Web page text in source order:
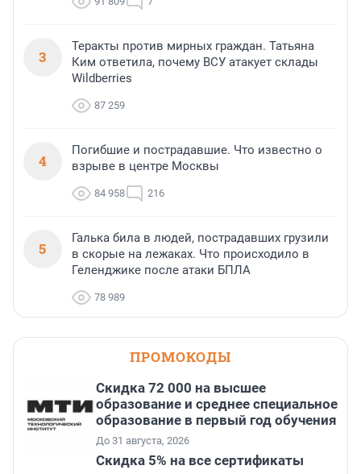
3
Теракты против мирных граждан. Татьяна
Ким ответила, почему ВСУ атакует склады
Wildberries
87 259
4
Погибшие и пострадавшие. Что известно о
взрыве в центре Москвы
84 958 216
5
Галька била в людей, пострадавших грузили
в скорые на лежаках. Что происходило в
Геленджике после атаки БПЛА
78 989
ПРОМОКОДЫ
Скидка 72 000 на высшее
образование и среднее специальное
образование в первый год обучения
До 31 августа, 2026
Скидка 5% на все сертификаты